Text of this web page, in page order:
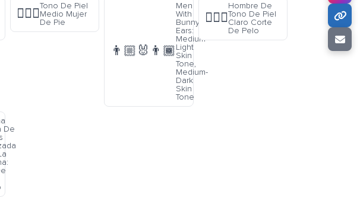
🧍🏽‍♀️
Tono De Piel
Medio Mujer
De Pie
👨🏼‍🐰‍👨🏾
Men
With
Bunny
Ears:
Medium-
Light
Skin
Tone,
Medium-
Dark
Skin
Tone
💇🏻‍♂️
Hombre De
Tono De Piel
Claro Corte
De Pelo
De